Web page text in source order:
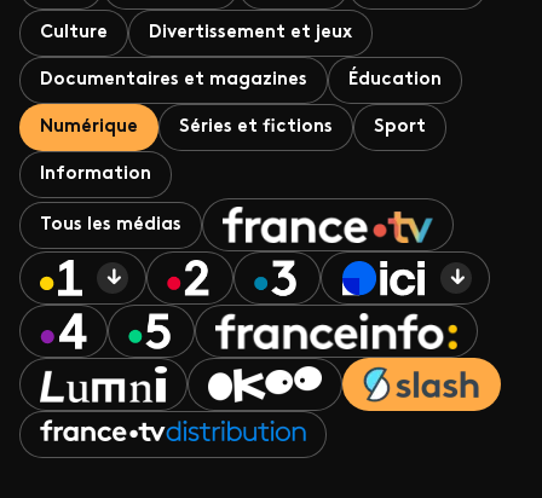
Culture Divertissement et jeux
Documentaires et magazines Éducation
Numérique Séries et fictions Sport
Information
Tous les médias